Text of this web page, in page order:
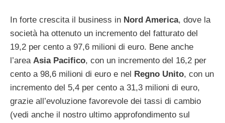
In forte crescita il business in Nord America, dove la
società ha ottenuto un incremento del fatturato del
19,2 per cento a 97,6 milioni di euro. Bene anche
l’area Asia Pacifico, con un incremento del 16,2 per
cento a 98,6 milioni di euro e nel
Regno Unito, con un
incremento del 5,4 per cento a 31,3 milioni di euro,
grazie all’evoluzione favorevole dei tassi di cambio
(vedi anche il nostro ultimo approfondimento sul